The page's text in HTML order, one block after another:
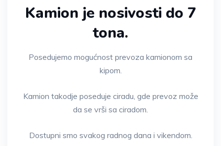
Kamion je nosivosti do 7
tona.
Posedujemo mogućnost prevoza kamionom sa
kipom.
Kamion takodje poseduje ciradu, gde prevoz može
da se vrši sa ciradom.
Dostupni smo svakog radnog dana i vikendom.